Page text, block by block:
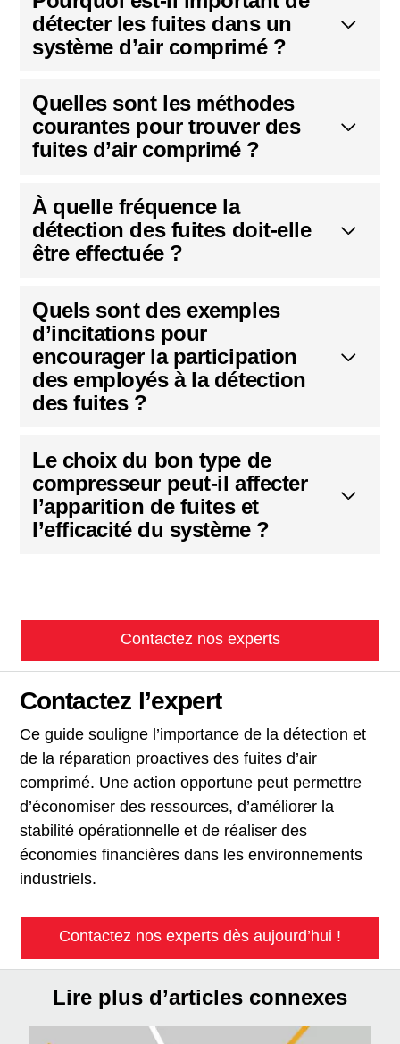
détecter les fuites dans un
système d’air comprimé ?
Quelles sont les méthodes
courantes pour trouver des
fuites d’air comprimé ?
À quelle fréquence la
détection des fuites doit-elle
être effectuée ?
Quels sont des exemples
d’incitations pour
encourager la participation
des employés à la détection
des fuites ?
Le choix du bon type de
compresseur peut-il affecter
l’apparition de fuites et
l’efficacité du système ?
Contactez nos experts
Contactez l’expert
Ce guide souligne l’importance de la détection et
de la réparation proactives des fuites d’air
comprimé. Une action opportune peut permettre
d’économiser des ressources, d’améliorer la
stabilité opérationnelle et de réaliser des
économies financières dans les environnements
industriels.
Contactez nos experts dès aujourd’hui !
Lire plus d’articles connexes